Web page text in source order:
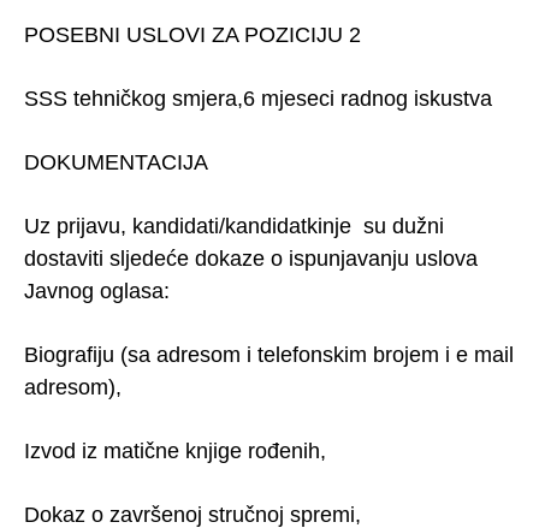
POSEBNI USLOVI ZA POZICIJU 2
SSS tehničkog smjera,6 mjeseci radnog iskustva
DOKUMENTACIJA
Uz prijavu, kandidati/kandidatkinje su dužni
dostaviti sljedeće dokaze o ispunjavanju uslova
Javnog oglasa:
Biografiju (sa adresom i telefonskim brojem i e mail
adresom),
Izvod iz matične knjige rođenih,
Dokaz o završenoj stručnoj spremi,